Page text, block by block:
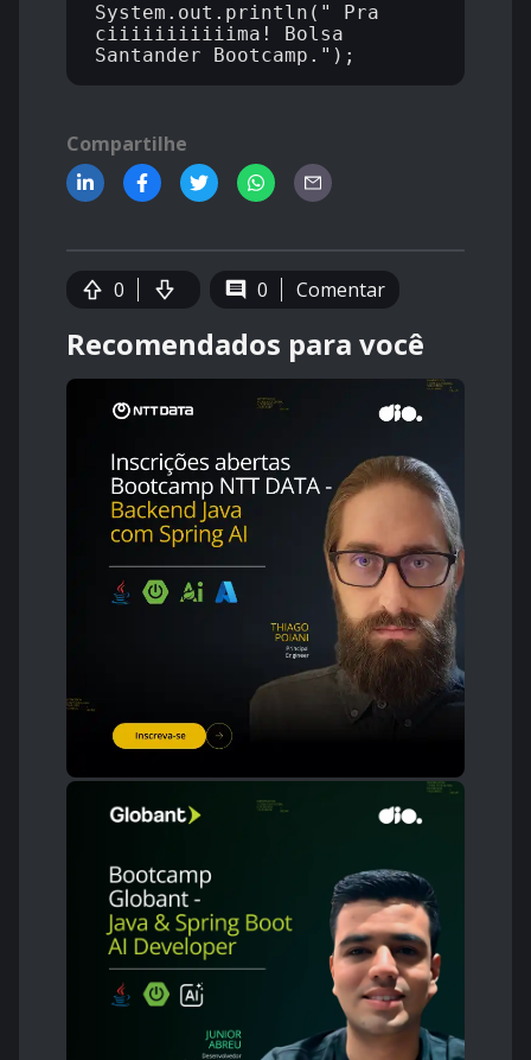
System.out.println(" Pra
ciiiiiiiiiiima! Bolsa
Compartilhe
0 0 Comentar
Recomendados para você